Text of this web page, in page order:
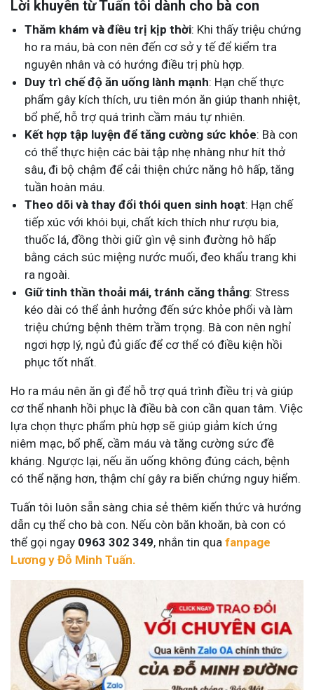
Lời khuyên từ Tuấn tôi dành cho bà con
Thăm khám và điều trị kịp thời: Khi thấy triệu chứng
ho ra máu, bà con nên đến cơ sở y tế để kiểm tra
nguyên nhân và có hướng điều trị phù hợp.
Duy trì chế độ ăn uống lành mạnh: Hạn chế thực
phẩm gây kích thích, ưu tiên món ăn giúp thanh nhiệt,
bổ phế, hỗ trợ quá trình cầm máu tự nhiên.
Kết hợp tập luyện để tăng cường sức khỏe: Bà con
có thể thực hiện các bài tập nhẹ nhàng như hít thở
sâu, đi bộ chậm để cải thiện chức năng hô hấp, tăng
tuần hoàn máu.
Theo dõi và thay đổi thói quen sinh hoạt: Hạn chế
tiếp xúc với khói bụi, chất kích thích như rượu bia,
thuốc lá, đồng thời giữ gìn vệ sinh đường hô hấp
bằng cách súc miệng nước muối, đeo khẩu trang khi
ra ngoài.
Giữ tinh thần thoải mái, tránh căng thẳng: Stress
kéo dài có thể ảnh hưởng đến sức khỏe phổi và làm
triệu chứng bệnh thêm trầm trọng. Bà con nên nghỉ
ngơi hợp lý, ngủ đủ giấc để cơ thể có điều kiện hồi
phục tốt nhất.
Ho ra máu nên ăn gì để hỗ trợ quá trình điều trị và giúp
cơ thể nhanh hồi phục là điều bà con cần quan tâm. Việc
lựa chọn thực phẩm phù hợp sẽ giúp giảm kích ứng
niêm mạc, bổ phế, cầm máu và tăng cường sức đề
kháng. Ngược lại, nếu ăn uống không đúng cách, bệnh
có thể nặng hơn, thậm chí gây ra biến chứng nguy hiểm.
Tuấn tôi luôn sẵn sàng chia sẻ thêm kiến thức và hướng
dẫn cụ thể cho bà con. Nếu còn băn khoăn, bà con có
thể gọi ngay 0963 302 349, nhắn tin qua fanpage
Lương y Đỗ Minh Tuấn.